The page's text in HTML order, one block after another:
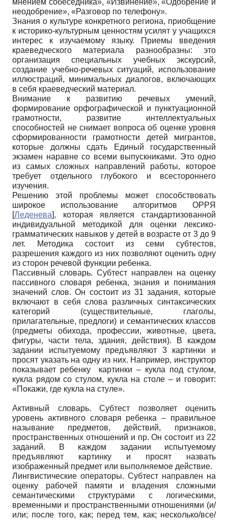
мнением собеседника», «Извинение», «Одобрение и
неодобрение», «Разговор по телефону».
Знания о культуре конкретного региона, приобщение
к историко-культурным ценностям усилят у учащихся
интерес к изучаемому языку. Приемы введения
краеведческого материала разнообразны: это
организация специальных учебных экскурсий,
создание учебно-речевых ситуаций, использование
иллюстраций, минимальных диалогов, включающих
в себя краеведческий материал.
Внимание к развитию речевых умений,
формирование орфографической и пунктуационной
грамотности, развитие интеллектуальных
способностей не снимает вопроса об оценке уровня
сформированности грамотности детей мигрантов,
которые должны сдать Единый государственный
экзамен наравне со всеми выпускниками. Это одно
из самых сложных направлений работы, которое
требует отдельного глубокого и всестороннего
изучения.
Решению этой проблемы может способствовать
широкое использование алгоритмов ОРРЯ
[Леденева], которая является стандартизованной
индивидуальной методикой для оценки лексико-
грамматических навыков у детей в возрасте от 3 до 9
лет. Методика состоит из семи субтестов,
разрешения каждого из них позволяют оценить одну
из сторон речевой функции ребенка.
Пассивный словарь. Субтест направлен на оценку
пассивного словаря ребенка, знания и понимания
значений слов. Он состоит из 31 задания, которые
включают в себя слова различных синтаксических
категорий (существительные, глаголы,
прилагательные, предлоги) и семантических классов
(предметы обихода, профессии, животные, цвета,
фигуры, части тела, здания, действия). В каждом
задании испытуемому предъявляют 3 картинки и
просят указать на одну из них. Например, инструктор
показывает ребенку картинки – кукла под стулом,
кукла рядом со стулом, кукла на столе – и говорит:
«Покажи, где кукла на стуле».
Активный словарь. Субтест позволяет оценить
уровень активного словаря ребенка – правильное
называние предметов, действий, признаков,
пространственных отношений и пр. Он состоит из 22
заданий. В каждом задании испытуемому
предъявляют картинку и просят назвать
изображенный предмет или выполняемое действие.
Лингвистические операторы. Субтест направлен на
оценку рабочей памяти и владения сложными
семантическими структурами с логическими,
временными и пространственными отношениями (и/
или; после того, как; перед тем, как; несколько/все/